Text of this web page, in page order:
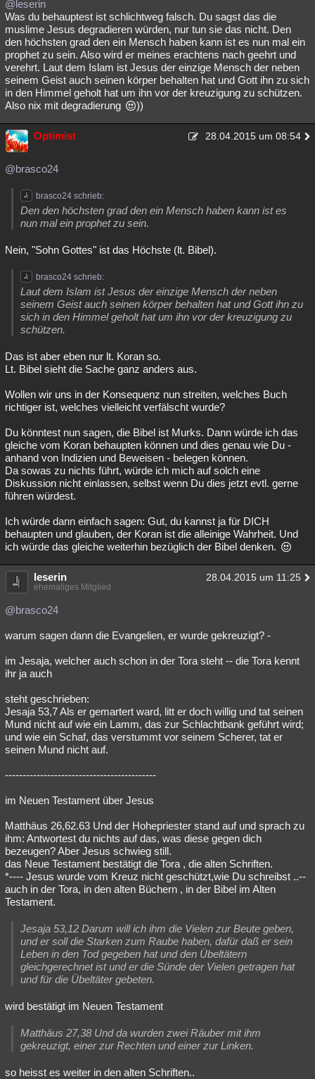
@leserin
Was du behauptest ist schlichtweg falsch. Du sagst das die
muslime Jesus degradieren würden, nur tun sie das nicht. Den
den höchsten grad den ein Mensch haben kann ist es nun mal ein
prophet zu sein. Also wird er meines erachtens nach geehrt und
verehrt. Laut dem Islam ist Jesus der einzige Mensch der neben
seinem Geist auch seinen körper behalten hat und Gott ihn zu sich
in den Himmel geholt hat um ihn vor der kreuzigung zu schützen.
Also nix mit degradierung
))
Optimist 28.04.2015 um 08:54
@brasco24
brasco24 schrieb:
Den den höchsten grad den ein Mensch haben kann ist es
nun mal ein prophet zu sein.
Nein, "Sohn Gottes" ist das Höchste (lt. Bibel).
brasco24 schrieb:
Laut dem Islam ist Jesus der einzige Mensch der neben
seinem Geist auch seinen körper behalten hat und Gott ihn zu
sich in den Himmel geholt hat um ihn vor der kreuzigung zu
schützen.
Das ist aber eben nur lt. Koran so.
Lt. Bibel sieht die Sache ganz anders aus.
Wollen wir uns in der Konsequenz nun streiten, welches Buch
richtiger ist, welches vielleicht verfälscht wurde?
Du könntest nun sagen, die Bibel ist Murks. Dann würde ich das
gleiche vom Koran behaupten können und dies genau wie Du -
anhand von Indizien und Beweisen - belegen können.
Da sowas zu nichts führt, würde ich mich auf solch eine
Diskussion nicht einlassen, selbst wenn Du dies jetzt evtl. gerne
führen würdest.
Ich würde dann einfach sagen: Gut, du kannst ja für DICH
behaupten und glauben, der Koran ist die alleinige Wahrheit. Und
ich würde das gleiche weiterhin bezüglich der Bibel denken.
leserin 28.04.2015 um 11:25
ehemaliges Mitglied
@brasco24
warum sagen dann die Evangelien, er wurde gekreuzigt? -
im Jesaja, welcher auch schon in der Tora steht -- die Tora kennt
ihr ja auch
steht geschrieben:
Jesaja 53,7 Als er gemartert ward, litt er doch willig und tat seinen
Mund nicht auf wie ein Lamm, das zur Schlachtbank geführt wird;
und wie ein Schaf, das verstummt vor seinem Scherer, tat er
seinen Mund nicht auf.
-------------------------------------------
im Neuen Testament über Jesus
Matthäus 26,62.63 Und der Hohepriester stand auf und sprach zu
ihm: Antwortest du nichts auf das, was diese gegen dich
bezeugen? Aber Jesus schwieg still.
das Neue Testament bestätigt die Tora , die alten Schriften.
*---- Jesus wurde vom Kreuz nicht geschützt,wie Du schreibst ..--
auch in der Tora, in den alten Büchern , in der Bibel im Alten
Testament.
Jesaja 53,12 Darum will ich ihm die Vielen zur Beute geben,
und er soll die Starken zum Raube haben, dafür daß er sein
Leben in den Tod gegeben hat und den Übeltätern
gleichgerechnet ist und er die Sünde der Vielen getragen hat
und für die Übeltäter gebeten.
wird bestätigt im Neuen Testament
Matthäus 27,38 Und da wurden zwei Räuber mit ihm
gekreuzigt, einer zur Rechten und einer zur Linken.
so heisst es weiter in den alten Schriften..